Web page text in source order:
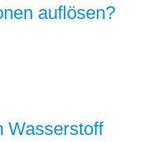
auflösen?
Wasserstoff